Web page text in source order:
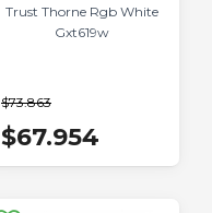
Trust Thorne Rgb White
Gxt619w
$73.863
$67.954